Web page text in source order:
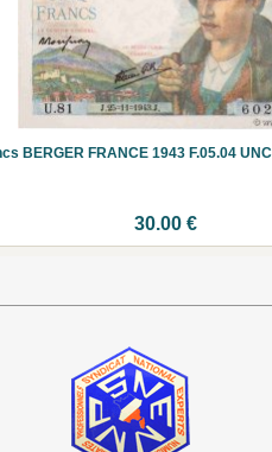
BERGER FRANCE 1943 F.05.04 UNC
30.00 €